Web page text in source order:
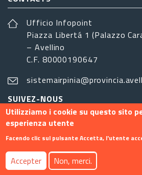
Ufficio Infopoint
Piazza Libertá 1 (Palazzo
– Avellino
C.F. 80000190647
SUIVEZ-NOUS
Footer menu
Contact Info
Utilizziamo i cookie su questo sito
esperienza utente
Facendo clic sul pulsante Accetta, l'utente
Accepter Non, merci.